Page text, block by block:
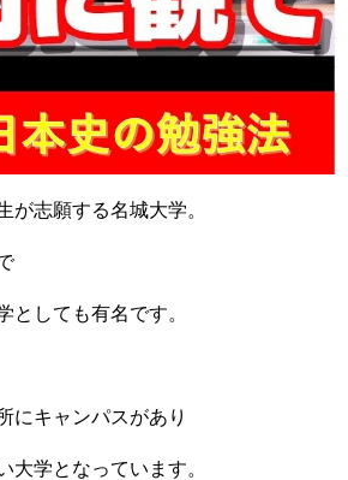
が志願する名城大学。
としても有名です。
にキャンパスがあり
大学となっています。